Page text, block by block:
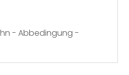
- Abbedingung -